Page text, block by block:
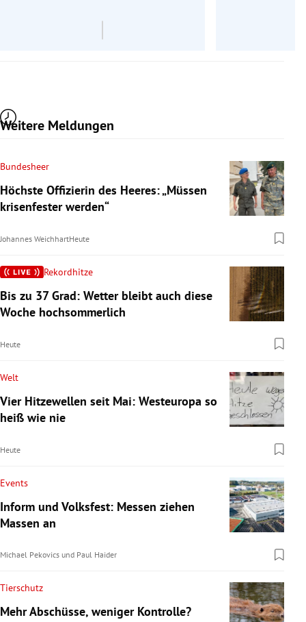
Weitere Meldungen
Bundesheer
Höchste Offizierin des Heeres: „Müssen
krisenfester werden“
Johannes WeichhartHeute
Rekordhitze
Bis zu 37 Grad: Wetter bleibt auch diese
Woche hochsommerlich
Heute
Welt
Vier Hitzewellen seit Mai: Westeuropa so
heiß wie nie
Heute
Events
Inform und Volksfest: Messen ziehen
Massen an
Michael Pekovics und Paul Haider
Tierschutz
Mehr Abschüsse, weniger Kontrolle?